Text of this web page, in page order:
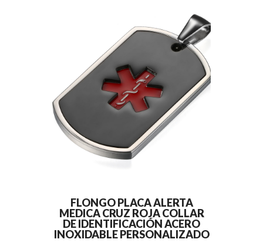
FLONGO PLACA ALERTA
MEDICA CRUZ ROJA COLLAR
DE IDENTIFICACIÓN ACERO
INOXIDABLE PERSONALIZADO